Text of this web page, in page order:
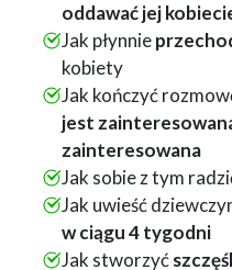
oddawać jej
Jak płynnie
kobiety
Jak kończyć
jest
zainteresowana
Jak sobie z tym
Jak uwieść
w ciągu 4 tygodni
Jak stworzyć